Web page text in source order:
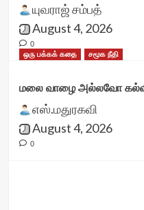
யுவராஜ் சம்பத்
August 4, 2026
0
ஒரு பக்கக் கதை
சமூக நீதி
மலை வாழை அல்லவோ
எஸ்.மதுரகவி
August 4, 2026
0